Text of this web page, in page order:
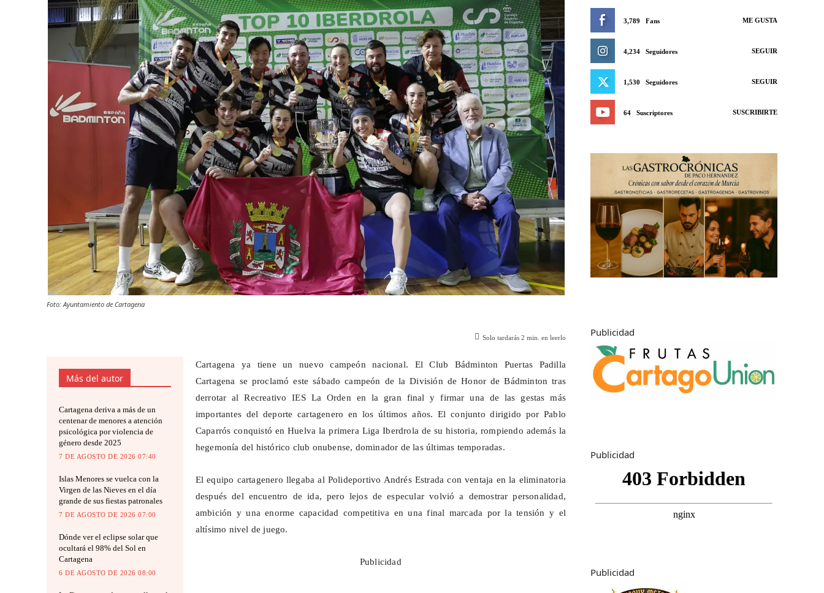
Foto: Ayuntamiento de Cartagena
Solo tardarás2 min. en leerlo
Más del autor
Cartagena deriva a más de un
centenar de menores a atención
psicológica por violencia de
género desde 2025
7 DE AGOSTO DE 2026 07:40
Islas Menores se vuelca con la
Virgen de las Nieves en el día
grande de sus fiestas patronales
7 DE AGOSTO DE 2026 07:00
Dónde ver el eclipse solar que
ocultará el 98% del Sol en
Cartagena
6 DE AGOSTO DE 2026 08:00
Cartagena ya tiene un nuevo campeón nacional. El Club Bádminton Puertas Padilla
Cartagena se proclamó este sábado campeón de la División de Honor de Bádminton tras
derrotar al Recreativo IES La Orden en la gran final y firmar una de las gestas más
importantes del deporte cartagenero en los últimos años. El conjunto dirigido por Pablo
Caparrós conquistó en Huelva la primera Liga Iberdrola de su historia, rompiendo además la
hegemonía del histórico club onubense, dominador de las últimas temporadas.
El equipo cartagenero llegaba al Polideportivo Andrés Estrada con ventaja en la eliminatoria
después del encuentro de ida, pero lejos de especular volvió a demostrar personalidad,
ambición y una enorme capacidad competitiva en una final marcada por la tensión y el
altísimo nivel de juego.
Publicidad
3,789 Fans ME GUSTA
4,234 Seguidores SEGUIR
1,530 Seguidores SEGUIR
64 Suscriptores SUSCRIBIRTE
Publicidad
Publicidad
Publicidad